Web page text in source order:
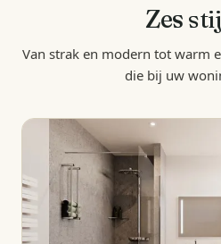
Zes
Van strak en modern tot warm
die bij uw